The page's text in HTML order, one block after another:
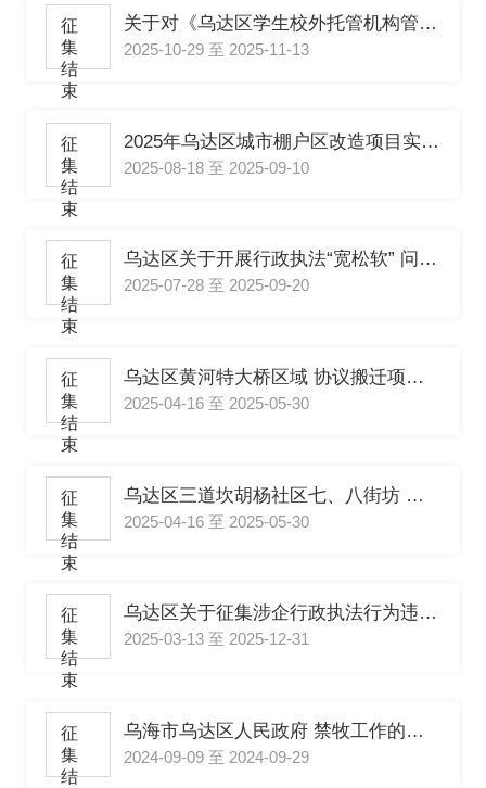
征
集
结
束
关于对《乌达区学生校外托管机构管理办法 （2025年修订）》征求意见的通知
2025-10-29 至 2025-11-13
征
集
结
束
2025年乌达区城市棚户区改造项目实施方案（送审稿）
2025-08-18 至 2025-09-10
征
集
结
束
乌达区关于开展行政执法“宽松软” 问题专项整治工作的公告
2025-07-28 至 2025-09-20
征
集
结
束
乌达区黄河特大桥区域 协议搬迁项目补偿方案（送审稿）
2025-04-16 至 2025-05-30
征
集
结
束
乌达区三道坎胡杨社区七、八街坊 协议搬迁项目补偿方案
2025-04-16 至 2025-05-30
征
集
结
束
乌达区关于征集涉企行政执法行为违法违规问题线索的公告
2025-03-13 至 2025-12-31
征
集
结
乌海市乌达区人民政府 禁牧工作的公告（征求意见稿）
2024-09-09 至 2024-09-29